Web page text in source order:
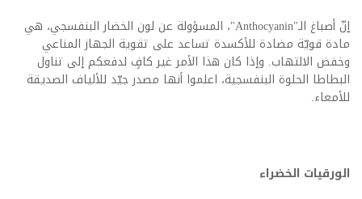
إنّ أصباغ الـ"Anthocyanin"، المسؤولة عن لون الخضار البنفسجي، هي
مادة قويّة مضادة للأكسدة تساعد على تقوية الجهاز المناعي
وخفض الالتهاب. وإذا كان هذا الأمر غير كافٍ لدفعكم إلى تناول
البطاطا الحلوة البنفسجية، اعلموا أنها مصدر جيّد للألياف الصديقة
للأمعاء.
الورقيات الخضراء